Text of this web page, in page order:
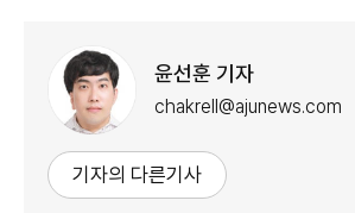
윤선훈 기자
chakrell@ajunews.com
기자의 다른기사